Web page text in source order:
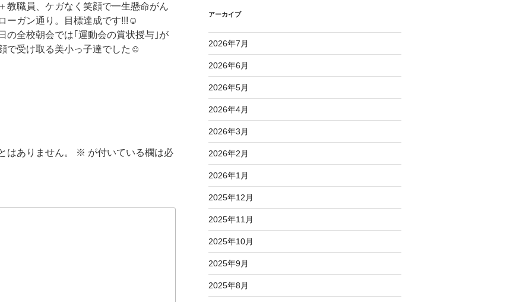
教職員、ケガなく笑顔で一生懸命がん
ーガン通り。目標達成です!!!☺
全校朝会では｢運動会の賞状授与｣が
で受け取る美小っ子達でした☺
はありません。 ※ が付いている欄は必
アーカイブ
2026年7月
2026年6月
2026年5月
2026年4月
2026年3月
2026年2月
2026年1月
2025年12月
2025年11月
2025年10月
2025年9月
2025年8月